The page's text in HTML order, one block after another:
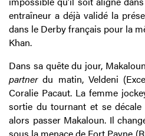
entraîneur a déjà validé la
dans le Derby français pour la
Khan.
Dans sa quête du jour,
partnerdu matin, Veldeni
Coralie Pacaut. La femme
sortie du tournant et se
alors passer Makaloun. Il